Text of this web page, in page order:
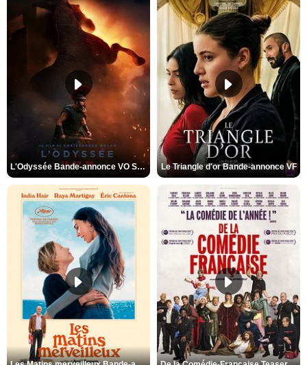
L'Odyssée Bande-annonce VO STFR Le Triangle d'or Bande-annonce VF